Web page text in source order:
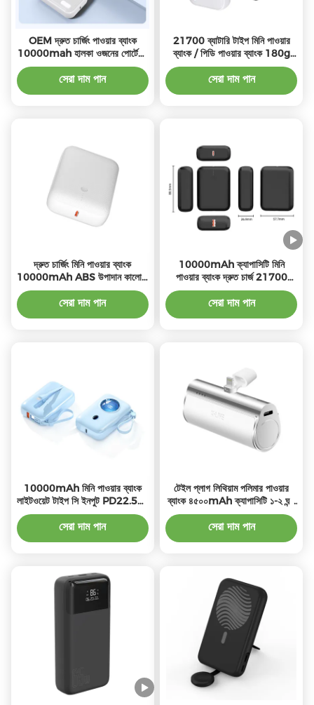
OEM দ্রুত চার্জিং পাওয়ার ব্যাংক
10000mah হালকা ওজনের পোর্টেবল
পাওয়ার ব্যাংক ছোট
সেরা দাম পান
21700 ব্যাটারি টাইপ মিনি পাওয়ার
ব্যাংক / পিডি পাওয়ার ব্যাংক 180g
22.5W ইনপুট এবিএস OEM পরিষেবা
উপলব্ধ
সেরা দাম পান
দ্রুত চার্জিং মিনি পাওয়ার ব্যাংক
10000mAh ABS উপাদান কালো /
সাদা
সেরা দাম পান
10000mAh ক্যাপাসিটি মিনি
পাওয়ার ব্যাংক দ্রুত চার্জ 21700
ব্যাটারি টাইপ সঙ্গে
সেরা দাম পান
10000mAh মিনি পাওয়ার ব্যাংক
লাইটওয়েট টাইপ সি ইনপুট PD22.5W
সহ
সেরা দাম পান
টেইল প্লাগ লিথিয়াম পলিমার পাওয়ার
ব্যাংক ৪৫০০mAh ক্যাপাসিটি ১-২ ঘন্টা
চার্জ দিয়ে
সেরা দাম পান